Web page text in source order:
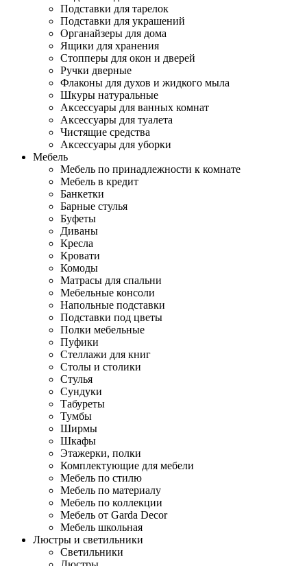
Подставки для тарелок
Подставки для украшений
Органайзеры для дома
Ящики для хранения
Стопперы для окон и дверей
Ручки дверные
Флаконы для духов и жидкого мыла
Шкуры натуральные
Аксессуары для ванных комнат
Аксессуары для туалета
Чистящие средства
Аксессуары для уборки
Мебель
Мебель по принадлежности к комнате
Мебель в кредит
Банкетки
Барные стулья
Буфеты
Диваны
Кресла
Кровати
Комоды
Матрасы для спальни
Мебельные консоли
Напольные подставки
Подставки под цветы
Полки мебельные
Пуфики
Стеллажи для книг
Столы и столики
Стулья
Сундуки
Табуреты
Тумбы
Ширмы
Шкафы
Этажерки, полки
Комплектующие для мебели
Мебель по стилю
Мебель по материалу
Мебель по коллекции
Мебель от Garda Decor
Мебель школьная
Люстры и светильники
Светильники